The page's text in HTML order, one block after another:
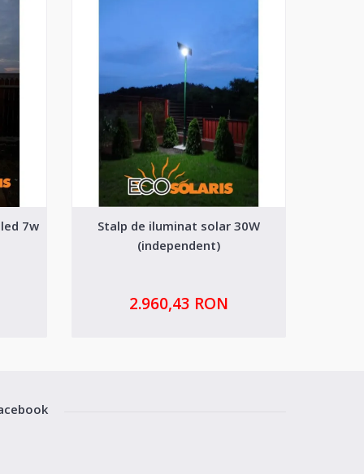
7w
Stalp de iluminat solar 30W
(independent)
2.960,43 RON